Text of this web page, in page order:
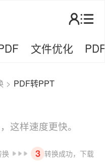
文件优化
> PDF转PPT
这样速度更快。
换 3 转换成功，下载